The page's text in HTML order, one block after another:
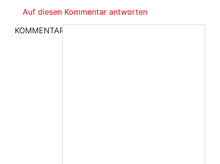
Auf diesen Kommentar antworten
KOMMENTAR